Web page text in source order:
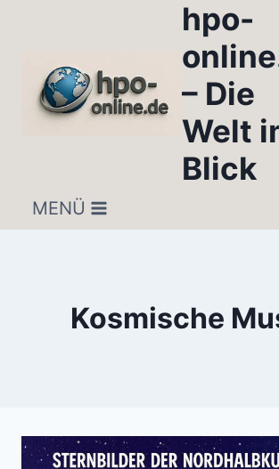
hpo-
– Die
Welt
Blick
MENÜ
Kosmische